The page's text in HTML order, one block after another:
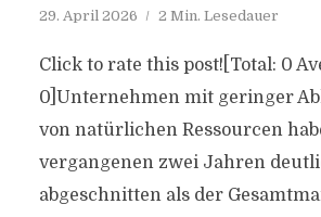
29. April 2026 2 Min. Lesedauer
Click to rate this post![Total: 0
0]Unternehmen mit geringer
von natürlichen Ressourcen
vergangenen zwei Jahren
abgeschnitten als der